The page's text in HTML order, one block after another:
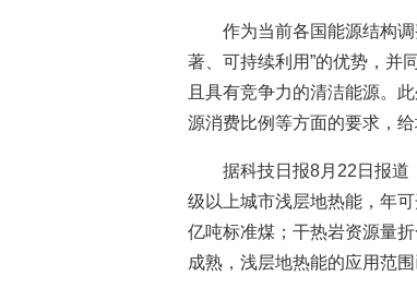
作为当前各国能源结构
著、可持续利用”的优势，并
且具有竞争力的清洁能源。
源消费比例等方面的要求，
据科技日报8月22日报道
级以上城市浅层地热能，年
亿吨标准煤；干热岩资源量
成熟，浅层地热能的应用范